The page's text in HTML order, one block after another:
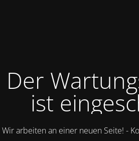
Der
ist
Wir arbeiten an einer neuen Seite! -